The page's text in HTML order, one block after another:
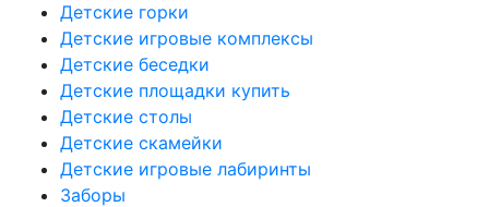
Детские горки
Детские игровые комплексы
Детские беседки
Детские площадки купить
Детские столы
Детские скамейки
Детские игровые лабиринты
Заборы